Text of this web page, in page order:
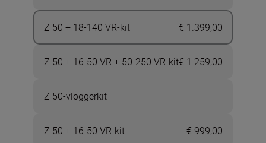
Z 50 + 18-140 VR-kit € 1.399,00
Z 50 + 16-50 VR + 50-250 VR-kit€ 1.259,00
Z 50-vloggerkit
Z 50 + 16-50 VR-kit
€ 999,00